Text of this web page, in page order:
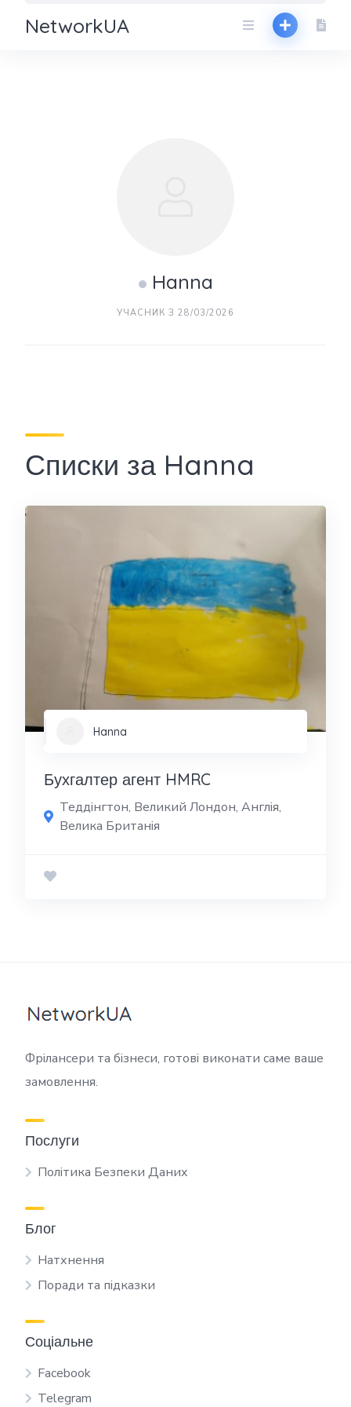
NetworkUA
Hanna
УЧАСНИК З 28/03/2026
Списки за Hanna
Hanna
Бухгалтер агент HMRC
Теддінгтон, Великий Лондон, Англія,
Велика Британія
Фрілансери та бізнеси, готові виконати саме ваше
замовлення.
Послуги
Політика Безпеки Даних
Блог
Натхнення
Поради та підказки
Соціальне
Facebook
Telegram